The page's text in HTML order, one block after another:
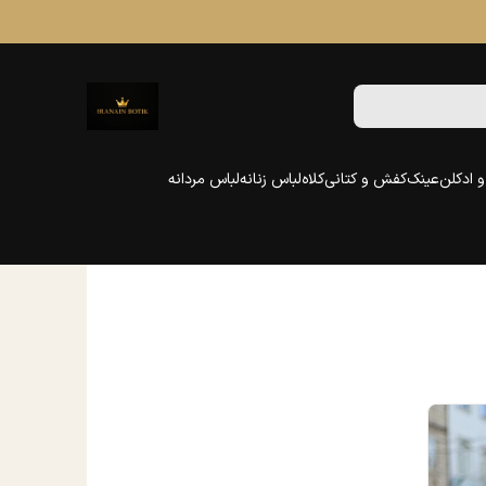
ادکلنعینککفش و کتانیکلاهلباس زنانهلباس مردانه